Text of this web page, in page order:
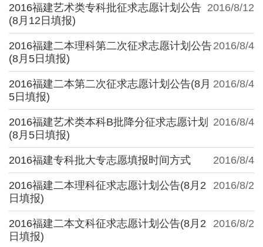
2016/8/12
2016福建艺术类专科批征求志愿计划公告
(8月12日填报)
2016/8/4
2016福建二本理科第二次征求志愿计划公告
(8月5日填报)
2016/8/4
2016福建二本第二次征求志愿计划公告(8月
5日填报)
2016/8/4
2016福建艺术类本科B批降分征求志愿计划
(8月5日填报)
2016/8/4
2016福建专科批大专志愿填报时间方式
2016/8/2
2016福建二本理科征求志愿计划公告(8月2
日填报)
2016/8/2
2016福建二本文科征求志愿计划公告(8月2
日填报)